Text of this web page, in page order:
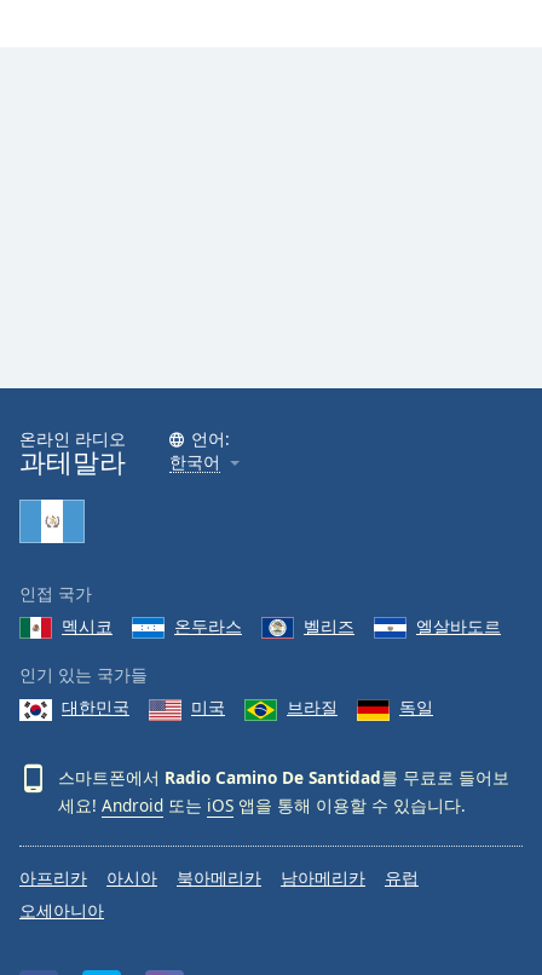
Font
Family
Reset
Close
Modal
Dialog
dialog
window.
온라인 라디오
과테말라
언어:
한국어
인접 국가
멕시코
온두라스 벨리즈 엘살바도르
인기 있는 국가들
대한민국
미국 브라질 독일
스마트폰에서 Radio Camino De Santidad를 무료로 들어보
세요! Android 또는 iOS 앱을 통해 이용할 수 있습니다.
아프리카 아시아 북아메리카 남아메리카
유럽
오세아니아